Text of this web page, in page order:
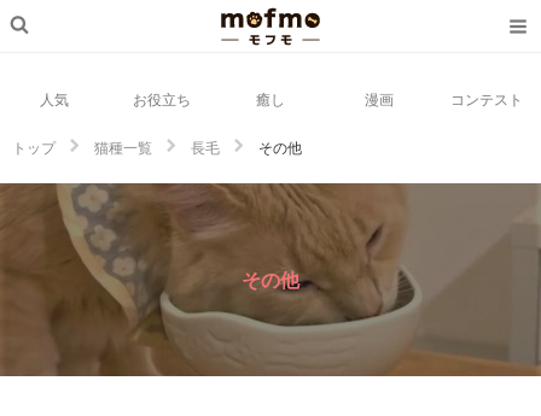
人気 お役立ち 癒し 漫画 コンテスト
トップ 猫種一覧 長毛 その他
その他